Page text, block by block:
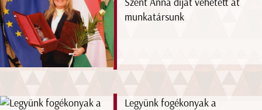
Szent Anna díjat vehetett át
munkatársunk
Legyünk fogékonyak a